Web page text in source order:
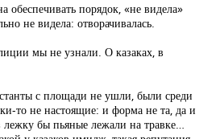
обеспечивать порядок, «не видела»
не видела: отворачивалась.
мы не узнали. О казаках, в
с площади не ушли, были среди
то не настоящие: и форма не та, да и
лежку бы пьяные лежали на травке…